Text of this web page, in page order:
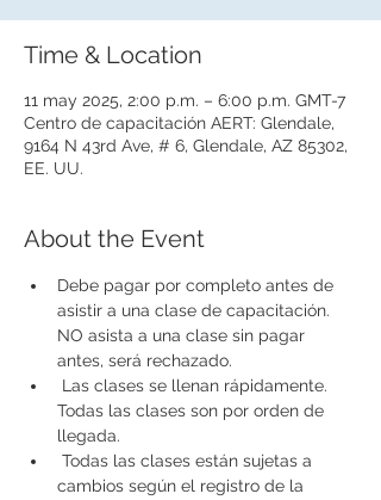
Time & Location
11 may 2025, 2:00 p.m. – 6:00 p.m. GMT-7
Centro de capacitación AERT: Glendale,
9164 N 43rd Ave, # 6, Glendale, AZ 85302,
EE. UU.
About the Event
Debe pagar por completo antes de
asistir a una clase de capacitación.
NO asista a una clase sin pagar
antes, será rechazado.
Todas las clases son por orden de
llegada.
cambios según el registro de la